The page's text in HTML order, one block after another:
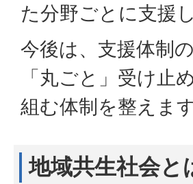
た分野ごとに支援
今後は、支援体制
「丸ごと」受け止
組む体制を整えます
地域共生社会と